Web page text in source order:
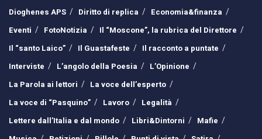
Dioghenes APS
Diritto di replica
Economia&finanza
Eventi
FotoNotizia
Il “Moscone”, la rubrica del Direttore
Il “santo Laico”
Il Guastafeste
Il racconto a puntate
Interviste
L’angolo della Poesia
L’Opinione
La Parola ai lettori
La voce dell’esperto
La voce di “Pasquino”
Lavoro
Legalità
Lettere dall’Italia e dal mondo
Libri&Dintorni
Mafie